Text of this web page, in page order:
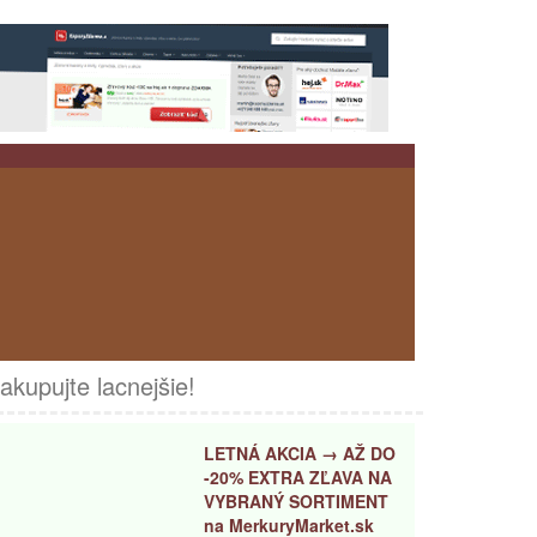
lacnejšie!
LETNÁ AKCIA → AŽ DO
-20% EXTRA ZĽAVA NA
VYBRANÝ SORTIMENT
na MerkuryMarket.sk